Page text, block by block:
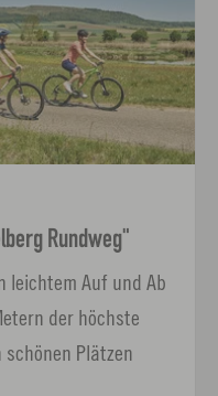
Rundweg"
leichtem Auf und Ab
der höchste
Plätzen